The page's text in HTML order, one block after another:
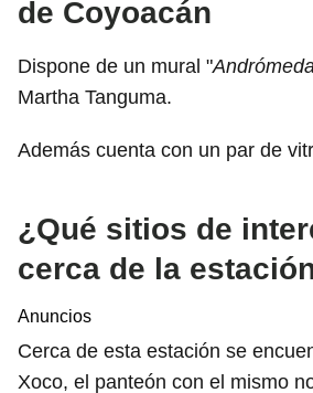
de Coyoacán
Dispone de un mural "
Martha Tanguma.
Además cuenta con un par de
¿Qué sitios de
cerca de la
Anuncios
Cerca de esta estación se
Xoco, el panteón con el mismo